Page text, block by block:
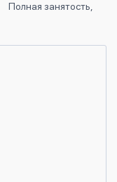
Полная занятость,